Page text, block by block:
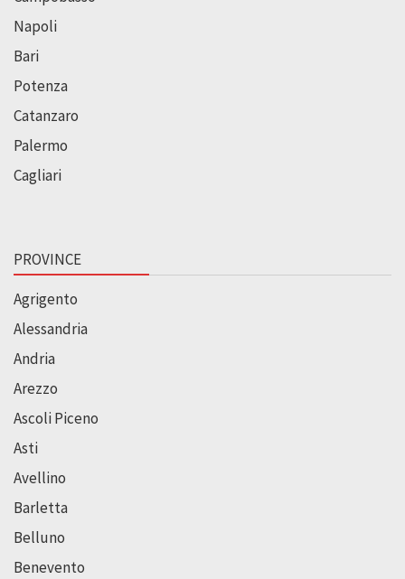
Napoli
Bari
Potenza
Catanzaro
Palermo
Cagliari
PROVINCE
Agrigento
Alessandria
Andria
Arezzo
Ascoli Piceno
Asti
Avellino
Barletta
Belluno
Benevento